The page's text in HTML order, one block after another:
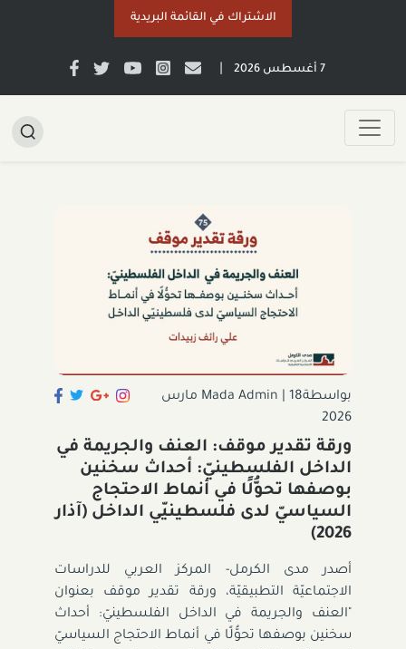
الاشتراك في القائمة البريدية
7 أغسطس 2026
بواسطةMada Admin
18 مارس
2026
ورقة تقدير موقف: العنف والجريمة في
الداخل الفلسطينيّ: أحداث سخنين
بوصفها تحوُّلًا في أنماط الاحتجاج
السياسيّ لدى فلسطينيّي الداخل (آذار
2026)
أصدر مدى الكرمل- المركز العربي للدراسات
الاجتماعيّة التطبيقيّة، ورقة تقدير موقف بعنوان
"العنف والجريمة في الداخل الفلسطينيّ: أحداث
سخنين بوصفها تحوُّلًا في أنماط الاحتجاج السياسيّ